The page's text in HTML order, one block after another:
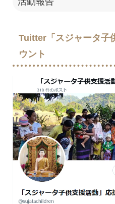
Tuitter「スジャータ子
ウント